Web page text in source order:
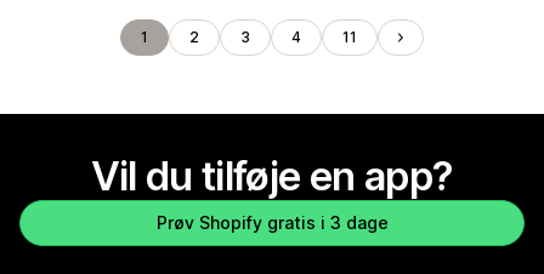
1 2 3 4 11
Vil du tilføje en app?
Prøv Shopify gratis i 3 dage